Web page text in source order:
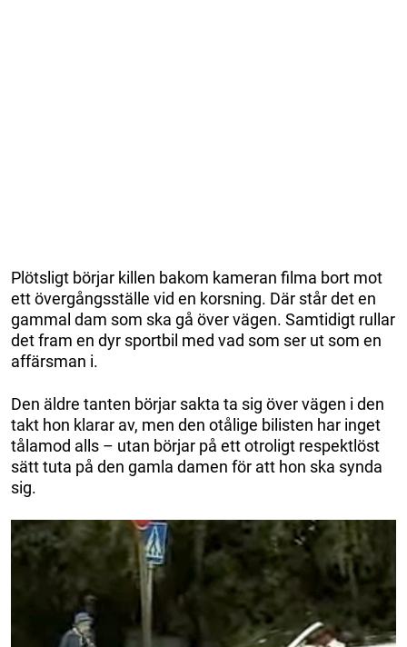
Plötsligt börjar killen bakom kameran filma bort mot
ett övergångsställe vid en korsning. Där står det en
gammal dam som ska gå över vägen. Samtidigt rullar
det fram en dyr sportbil med vad som ser ut som en
affärsman i.
Den äldre tanten börjar sakta ta sig över vägen i den
takt hon klarar av, men den otålige bilisten har inget
tålamod alls – utan börjar på ett otroligt respektlöst
sätt tuta på den gamla damen för att hon ska synda
sig.